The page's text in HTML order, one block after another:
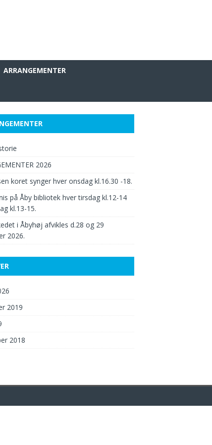
ARRANGEMENTER
2026
koret synger hver onsdag kl.16.30 -18.
på Åby bibliotek hver tirsdag kl.12-14
kl.13-15.
i Åbyhøj afvikles d.28 og 29
2026.
2019
2018